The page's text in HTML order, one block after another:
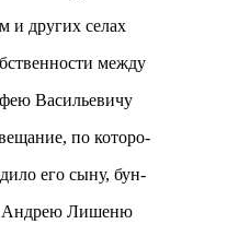
и других селах
между
Васильевичу
по которо-
его сыну, бун-
Андрею Лишеню